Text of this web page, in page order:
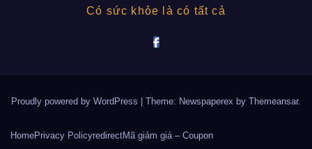
Có sức khỏe là có tất cả
Proudly powered by WordPress Theme: Newspaperex by Themeansar.
HomePrivacy PolicyredirectMã giảm giá – Coupon